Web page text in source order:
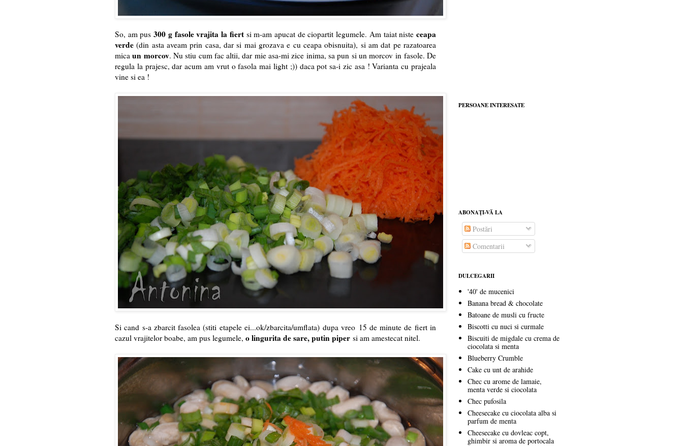
So, am pus300 g fasole vrajita la fiertsi m-am apucat de ciopartit legumele. Am taiat nisteceapa
verde (din asta aveam prin casa, dar si mai grozava e cu ceapa obisnuita), si am dat pe razatoarea
micaun morcov. Nu stiu cum fac altii, dar mie asa-mi zice inima, sa pun si un morcov in fasole. De
regula la prajesc, dar acum am vrut o fasola mai light ;)) daca pot sa-i zic asa ! Varianta cu prajeala
vine si ea !
Si cand s-a zbarcit fasolea (stiti etapele ei...ok/zbarcita/umflata) dupa vreo 15 de minute de fiert in
cazul vrajitelor boabe, am pus legumele, o lingurita de sare, putin piper si am amestecat nitel.
PERSOANE INTERESATE
ABONAŢI-VĂ LA
Postări
Comentarii
DULCEGARII
'40' de mucenici
Banana bread & chocolate
Batoane de musli cu fructe
Biscotti cu nuci si curmale
Biscuiti de migdale cu crema de
ciocolata si menta
Blueberry Crumble
Cake cu unt de arahide
Chec cu arome de lamaie,
menta verde si ciocolata
Chec pufosila
Cheesecake cu ciocolata alba si
parfum de menta
Cheesecake cu dovleac copt,
ghimbir si aroma de portocala